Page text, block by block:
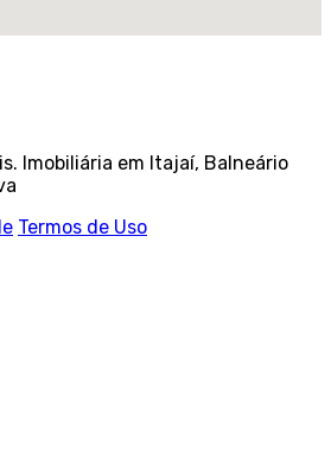
Imobiliária em Itajaí, Balneário
Termos de Uso